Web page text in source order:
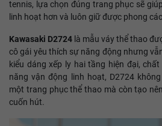
tennis, lựa chọn đúng trang phục sẽ
linh hoạt hơn và luôn giữ được phong
Kawasaki D2724 là mẫu váy thể thao
cô gái yêu thích sự năng động nhưng
kiểu dáng xếp ly hai tầng hiện đại,
năng vận động linh hoạt, D2724
một trang phục thể thao mà còn tạo
cuốn hút.